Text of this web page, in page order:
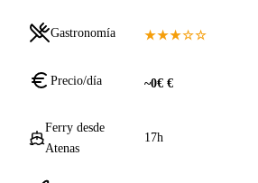
Gastronomía ★★★☆☆
Precio/día ~0€ €
Ferry desde
Atenas
17h